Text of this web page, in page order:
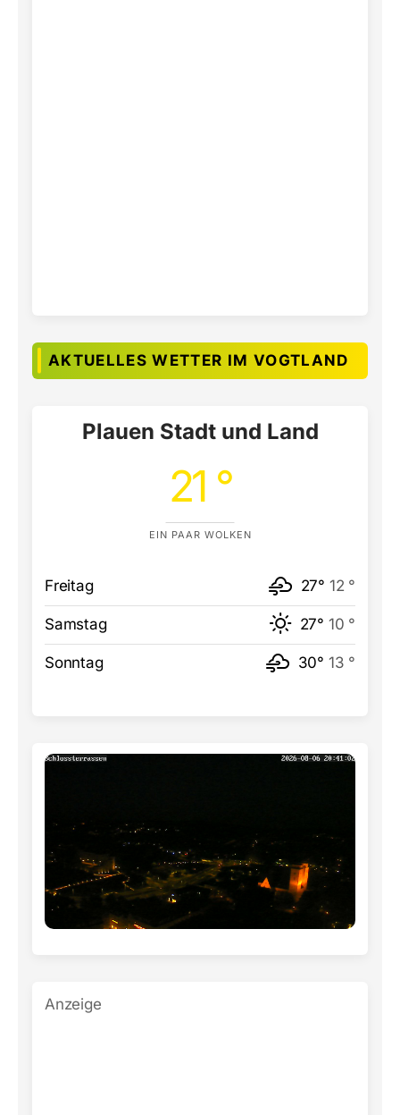
AKTUELLES WETTER IM VOGTLAND
Plauen Stadt und Land
21 °
EIN PAAR WOLKEN
Freitag 27° 12 °
Samstag 27° 10 °
Sonntag 30° 13 °
Anzeige